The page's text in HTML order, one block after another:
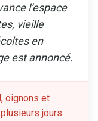
l’espace
vieille
en
est annoncé.
oignons et
jours